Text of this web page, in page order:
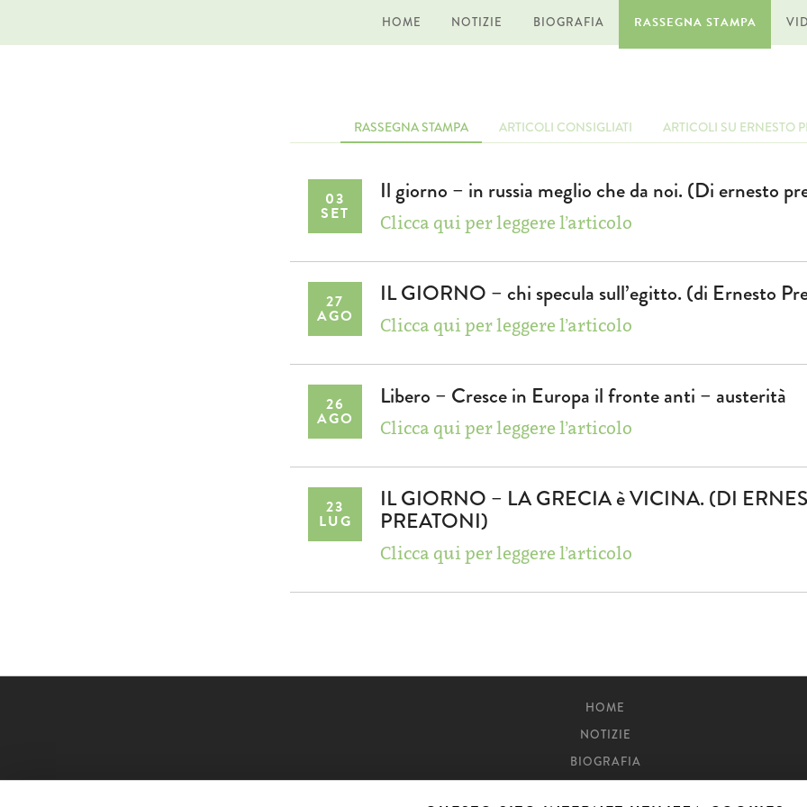
HOME NOTIZIE BIOGRAFIA RASSEGNA STAMPA
RASSEGNA STAMPA ARTICOLI CONSIGLIATI ARTICOLI SU ERNESTO
03
SET
Il giorno – in russia meglio che da noi. (Di ernesto
Clicca qui per leggere l’articolo
27
AGO
IL GIORNO – chi specula sull’egitto. (di Ernesto
Clicca qui per leggere l’articolo
26
AGO
Libero – Cresce in Europa il fronte anti – austerità
Clicca qui per leggere l’articolo
23
LUG
IL GIORNO – LA GRECIA è VICINA. (DI
PREATONI)
Clicca qui per leggere l’articolo
HOME
NOTIZIE
BIOGRAFIA